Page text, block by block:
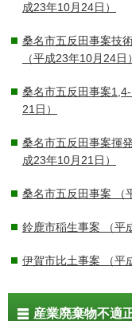
成23年10月24日）
桑名市五反田事案技
（平成23年10月24日）
桑名市五反田事案
21日）
桑名市五反田事案揮
成23年10月21日）
桑名市五反田事案 （
鈴鹿市稲生事案 （平
伊賀市比土事案 （平
産業廃棄物不適